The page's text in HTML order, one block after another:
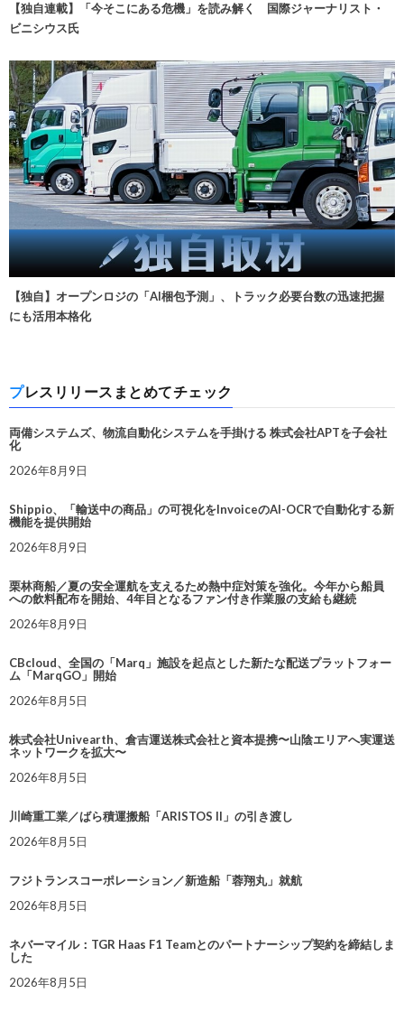
【独自連載】「今そこにある危機」を読み解く 国際ジャーナリスト・
ビニシウス氏
【独自】オープンロジの「AI梱包予測」、トラック必要台数の迅速把握
にも活用本格化
プレスリリースまとめてチェック
両備システムズ、物流自動化システムを手掛ける 株式会社APTを子会社
化
2026年8月9日
Shippio、「輸送中の商品」の可視化をInvoiceのAI-OCRで自動化する新
機能を提供開始
2026年8月9日
栗林商船／夏の安全運航を支えるため熱中症対策を強化。今年から船員
への飲料配布を開始、4年目となるファン付き作業服の支給も継続
2026年8月9日
CBcloud、全国の「Marq」施設を起点とした新たな配送プラットフォー
ム「MarqGO」開始
2026年8月5日
株式会社Univearth、倉吉運送株式会社と資本提携〜山陰エリアへ実運送
ネットワークを拡大〜
2026年8月5日
川崎重工業／ばら積運搬船「ARISTOS II」の引き渡し
2026年8月5日
フジトランスコーポレーション／新造船「蓉翔丸」就航
2026年8月5日
ネバーマイル：TGR Haas F1 Teamとのパートナーシップ契約を締結しま
した
2026年8月5日